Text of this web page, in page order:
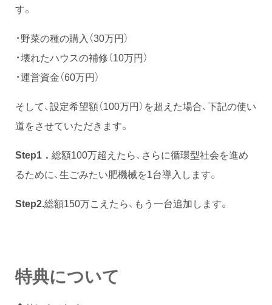
す。
・野菜の種の購入（30万円）
・壊れたハウスの補修（10万円）
・運営資金（60万円）
そして、設定希望額（100万円）を超えた場合、下記の使い
道をさせていただきます。
Step1． 総額100万超えたら、さらに循環型社会を進め
るために、生ごみたい肥機械を1台導入します。
Step2.総額150万こえたら、もう一台追加します。
特典について